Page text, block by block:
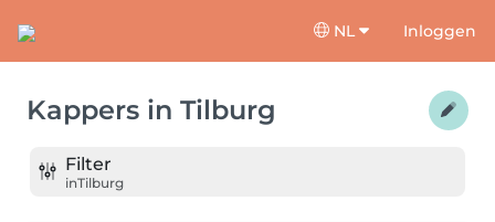
NL Inloggen
Kappers in Tilburg
Filter
inTilburg